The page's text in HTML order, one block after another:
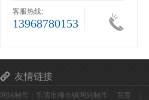
客服热线:
13968780153
友情链接
网站制作：乐清市柳市镇网站制作 百度